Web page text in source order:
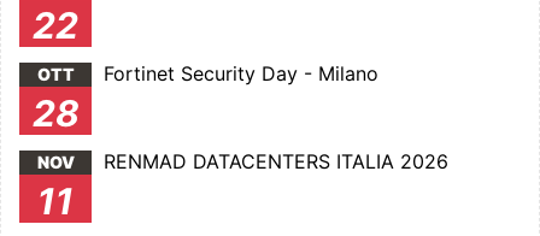
22
OTT
28
Fortinet Security Day - Milano
NOV
11
RENMAD DATACENTERS ITALIA 2026